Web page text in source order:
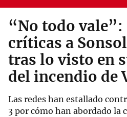
“No todo
críticas a
tras lo visto en
del incendio de
Las redes han estallado
3 por cómo han abordado la